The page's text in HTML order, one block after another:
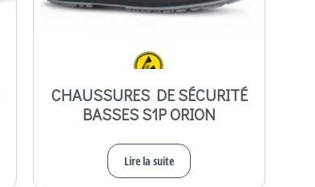
CHAUSSURES DE SÉCURITÉ
BASSES S1P ORION
Lire la suite